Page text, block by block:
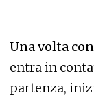
Una volta
entra in
partenza,